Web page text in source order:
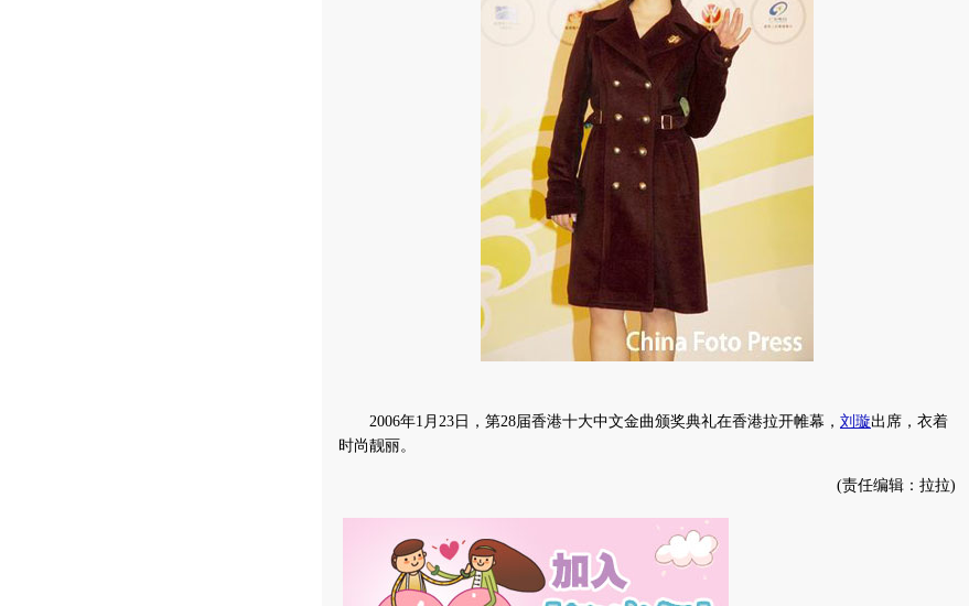
2006年1月23日，第28届香港十大中文金曲颁奖典礼在香港拉开帷幕， 刘璇出席，衣着
时尚靓丽。
(责任编辑：拉拉)